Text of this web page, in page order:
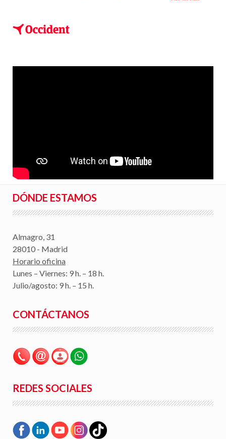
DÓNDE ESTAMOS
Almagro, 31
28010 - Madrid
Horario oficina
Lunes – Viernes: 9 h. – 18 h.
Julio/agosto: 9 h. – 15 h.
CONTÁCTANOS
REDES SOCIALES